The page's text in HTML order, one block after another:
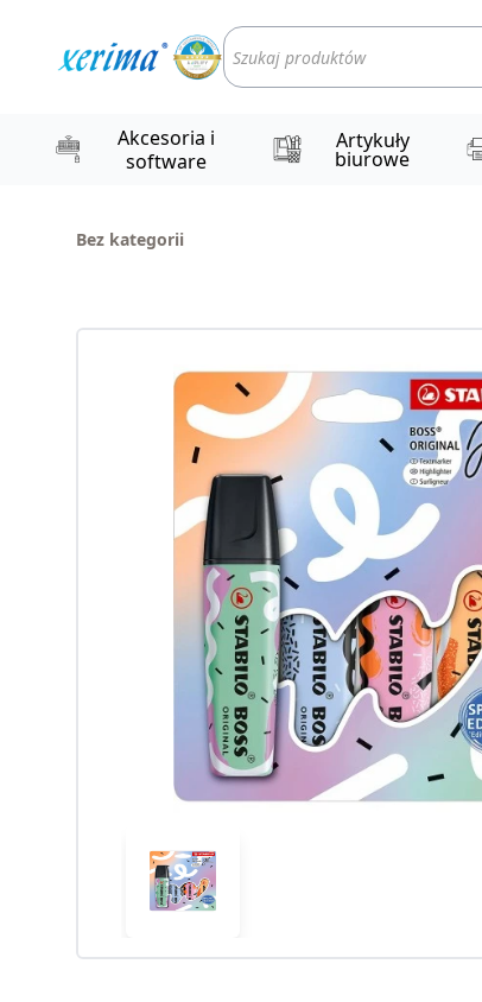
Wyszukiwarka
produktów
Akcesoria i
software
Artykuły
biurowe
Bez kategorii